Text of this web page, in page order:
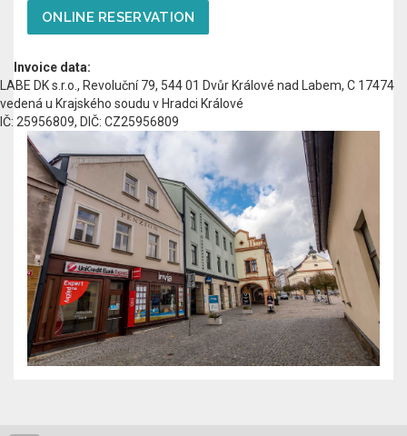
ONLINE RESERVATION
Invoice data:
LABE DK s.r.o., Revoluční 79, 544 01 Dvůr Králové nad Labem, C 17474
vedená u Krajského soudu v Hradci Králové
IČ: 25956809, DIČ: CZ25956809